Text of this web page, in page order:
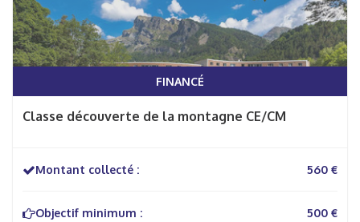
FINANCÉ
Classe découverte de la montagne CE/CM
Montant collecté : 560 €
Objectif minimum :
500 €